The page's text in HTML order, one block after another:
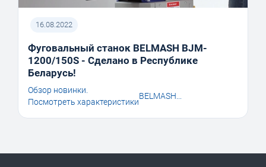
16.08.2022
Фуговальный станок BELMASH BJM-
1200/150S - Сделано в Республике
Беларусь!
Обзор новинки.
Посмотреть характеристики
BELMASH...